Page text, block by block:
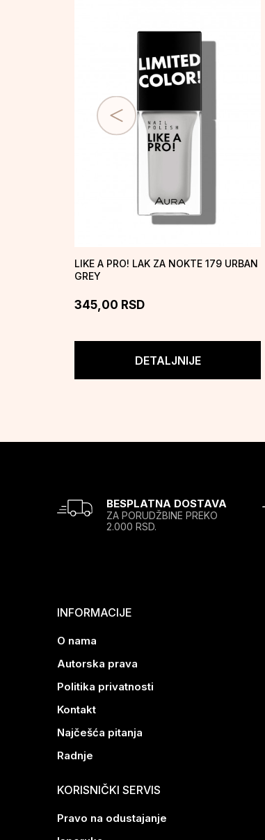
LIKE A PRO! LAK ZA NOKTE 179 URBAN
GREY
DETALJNIJE
345,00 RSD
BESPLATNA DOSTAVA
ZA PORUDŽBINE PREKO
2.000 RSD.
INFORMACIJE
O nama
Autorska prava
Politika privatnosti
Kontakt
Najčešća pitanja
Radnje
KORISNIČKI SERVIS
Pravo na odustajanje